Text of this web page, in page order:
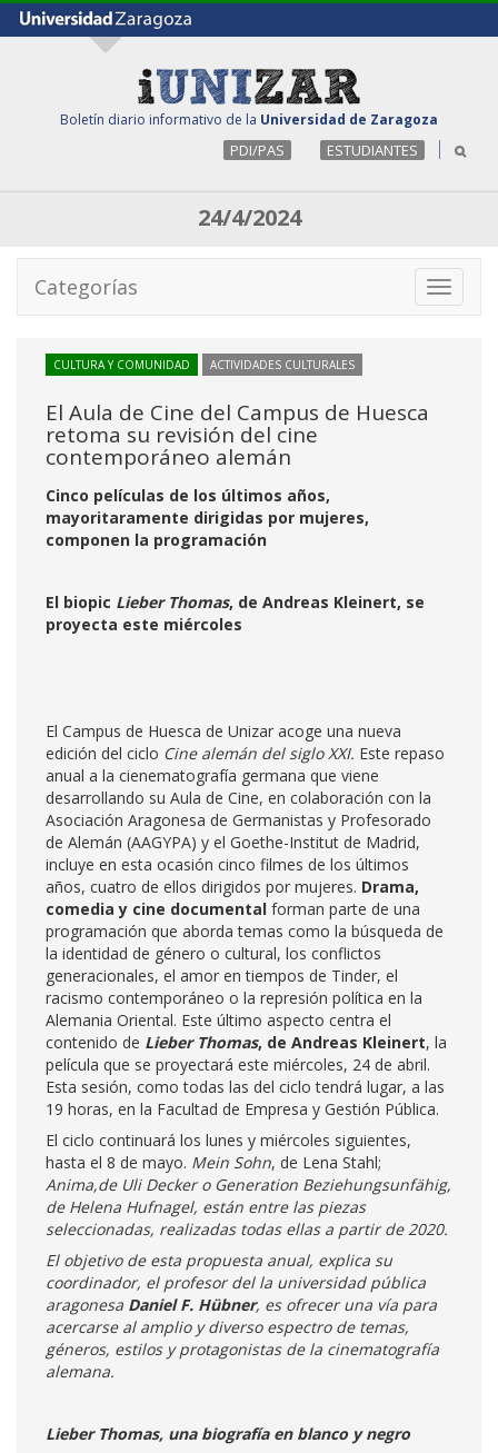
Boletín diario informativo de la Universidad de Zaragoza
PDI/PAS ESTUDIANTES
24/4/2024
Toggle
Categorías
CULTURA Y COMUNIDAD ACTIVIDADES CULTURALES
El Aula de Cine del Campus de Huesca
retoma su revisión del cine
contemporáneo alemán
Cinco películas de los últimos años,
mayoritaramente dirigidas por mujeres,
componen la programación
El biopic Lieber Thomas, de Andreas Kleinert, se
proyecta este miércoles
El Campus de Huesca de Unizar acoge una nueva
edición del ciclo Cine alemán del siglo XXI. Este repaso
anual a la cienematografía germana que viene
desarrollando su Aula de Cine, en colaboración con la
Asociación Aragonesa de Germanistas y Profesorado
de Alemán (AAGYPA) y el Goethe-Institut de Madrid,
incluye en esta ocasión cinco filmes de los últimos
años, cuatro de ellos dirigidos por mujeres. Drama,
comedia y cine documental forman parte de una
programación que aborda temas como la búsqueda de
la identidad de género o cultural, los conflictos
generacionales, el amor en tiempos de Tinder, el
racismo contemporáneo o la represión política en la
Alemania Oriental. Este último aspecto centra el
contenido de Lieber Thomas, de Andreas Kleinert, la
película que se proyectará este miércoles, 24 de abril.
Esta sesión, como todas las del ciclo tendrá lugar, a las
19 horas, en la Facultad de Empresa y Gestión Pública.
El ciclo continuará los lunes y miércoles siguientes,
hasta el 8 de mayo. Mein Sohn, de Lena Stahl;
Anima,de Uli Decker o Generation Beziehungsunfähig,
de Helena Hufnagel, están entre las piezas
seleccionadas, realizadas todas ellas a partir de 2020.
El objetivo de esta propuesta anual, explica su
coordinador, el profesor del la universidad pública
aragonesa Daniel F. Hübner, es ofrecer una vía para
acercarse al amplio y diverso espectro de temas,
géneros, estilos y protagonistas de la cinematografía
alemana.
Lieber Thomas, una biografía en blanco y negro